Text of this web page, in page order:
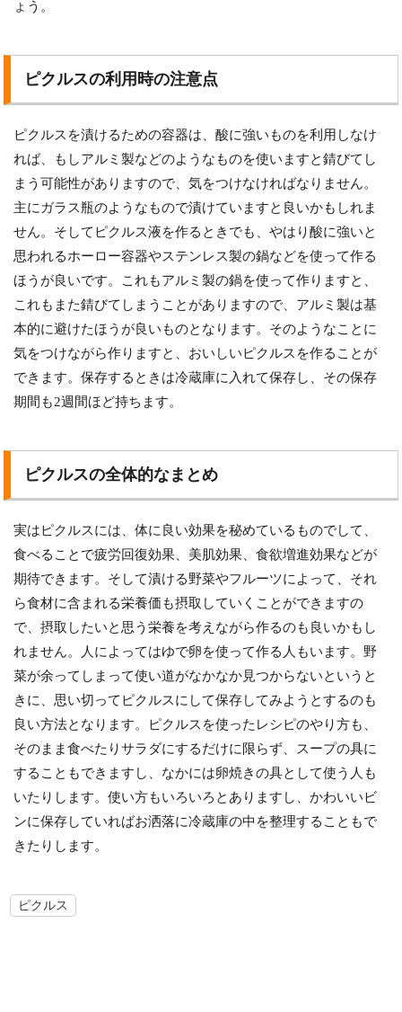
ょう。
ピクルスの利用時の注意点
ピクルスを漬けるための容器は、酸に強いものを利用しなけ
れば、もしアルミ製などのようなものを使いますと錆びてし
まう可能性がありますので、気をつけなければなりません。
主にガラス瓶のようなもので漬けていますと良いかもしれま
せん。そしてピクルス液を作るときでも、やはり酸に強いと
思われるホーロー容器やステンレス製の鍋などを使って作る
ほうが良いです。これもアルミ製の鍋を使って作りますと、
これもまた錆びてしまうことがありますので、アルミ製は基
本的に避けたほうが良いものとなります。そのようなことに
気をつけながら作りますと、おいしいピクルスを作ることが
できます。保存するときは冷蔵庫に入れて保存し、その保存
期間も2週間ほど持ちます。
ピクルスの全体的なまとめ
実はピクルスには、体に良い効果を秘めているものでして、
食べることで疲労回復効果、美肌効果、食欲増進効果などが
期待できます。そして漬ける野菜やフルーツによって、それ
ら食材に含まれる栄養価も摂取していくことができますの
で、摂取したいと思う栄養を考えながら作るのも良いかもし
れません。人によってはゆで卵を使って作る人もいます。野
菜が余ってしまって使い道がなかなか見つからないというと
きに、思い切ってピクルスにして保存してみようとするのも
良い方法となります。ピクルスを使ったレシピのやり方も、
そのまま食べたりサラダにするだけに限らず、スープの具に
することもできますし、なかには卵焼きの具として使う人も
いたりします。使い方もいろいろとありますし、かわいいビ
ンに保存していればお洒落に冷蔵庫の中を整理することもで
きたりします。
ピクルス